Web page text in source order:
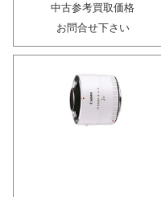
中古参考買取価格
お問合せ下さい